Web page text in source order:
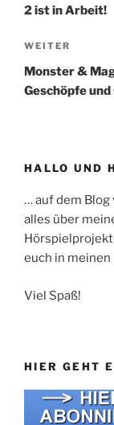
2 ist in Arbeit!
Nächster
Beitrag
WEITER
Monster &
Geschöpfe
HALLO UND
… auf dem Blog
alles über
euch in
Viel Spaß!
HIER GEHT